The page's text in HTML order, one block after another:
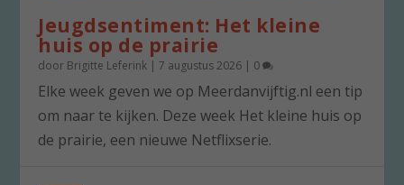
Jeugdsentiment: Het kleine
huis op de prairie
door Brigitte Leferink |7 augustus 2026 | 0
Elke week geven we op Meerdanvijftig.nl een tip
om naar te kijken. Deze week Het kleine huis op
de prairie, een nieuwe Netflixserie.